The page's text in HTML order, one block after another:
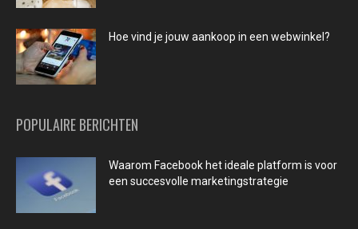
Hoe vind je jouw aankoop in een webwinkel?
POPULAIRE BERICHTEN
Waarom Facebook het ideale platform is voor
een succesvolle marketingstrategie